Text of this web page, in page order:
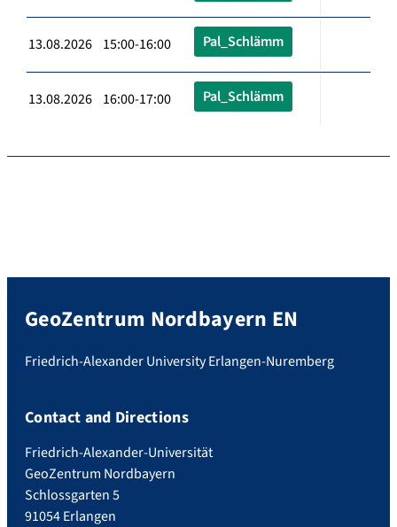
13.08.2026 15:00-16:00 Pal_Schlämm
13.08.2026 16:00-17:00 Pal_Schlämm
GeoZentrum Nordbayern EN
Friedrich-Alexander University Erlangen-Nuremberg
Contact and Directions
Friedrich-Alexander-Universität
GeoZentrum Nordbayern
Schlossgarten 5
91054 Erlangen